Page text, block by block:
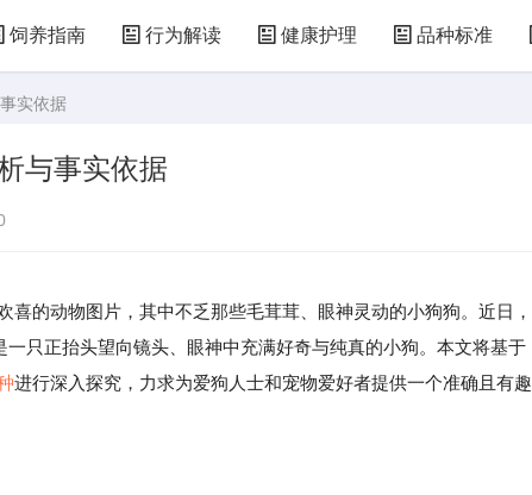
饲养指南 行为解读 健康护理 品种标准
实依据
与事实依据
的动物图片，其中不乏那些毛茸茸、眼神灵动的小狗狗。近日，
只正抬头望向镜头、眼神中充满好奇与纯真的小狗。本文将基于
进行深入探究，力求为爱狗人士和宠物爱好者提供一个准确且有趣